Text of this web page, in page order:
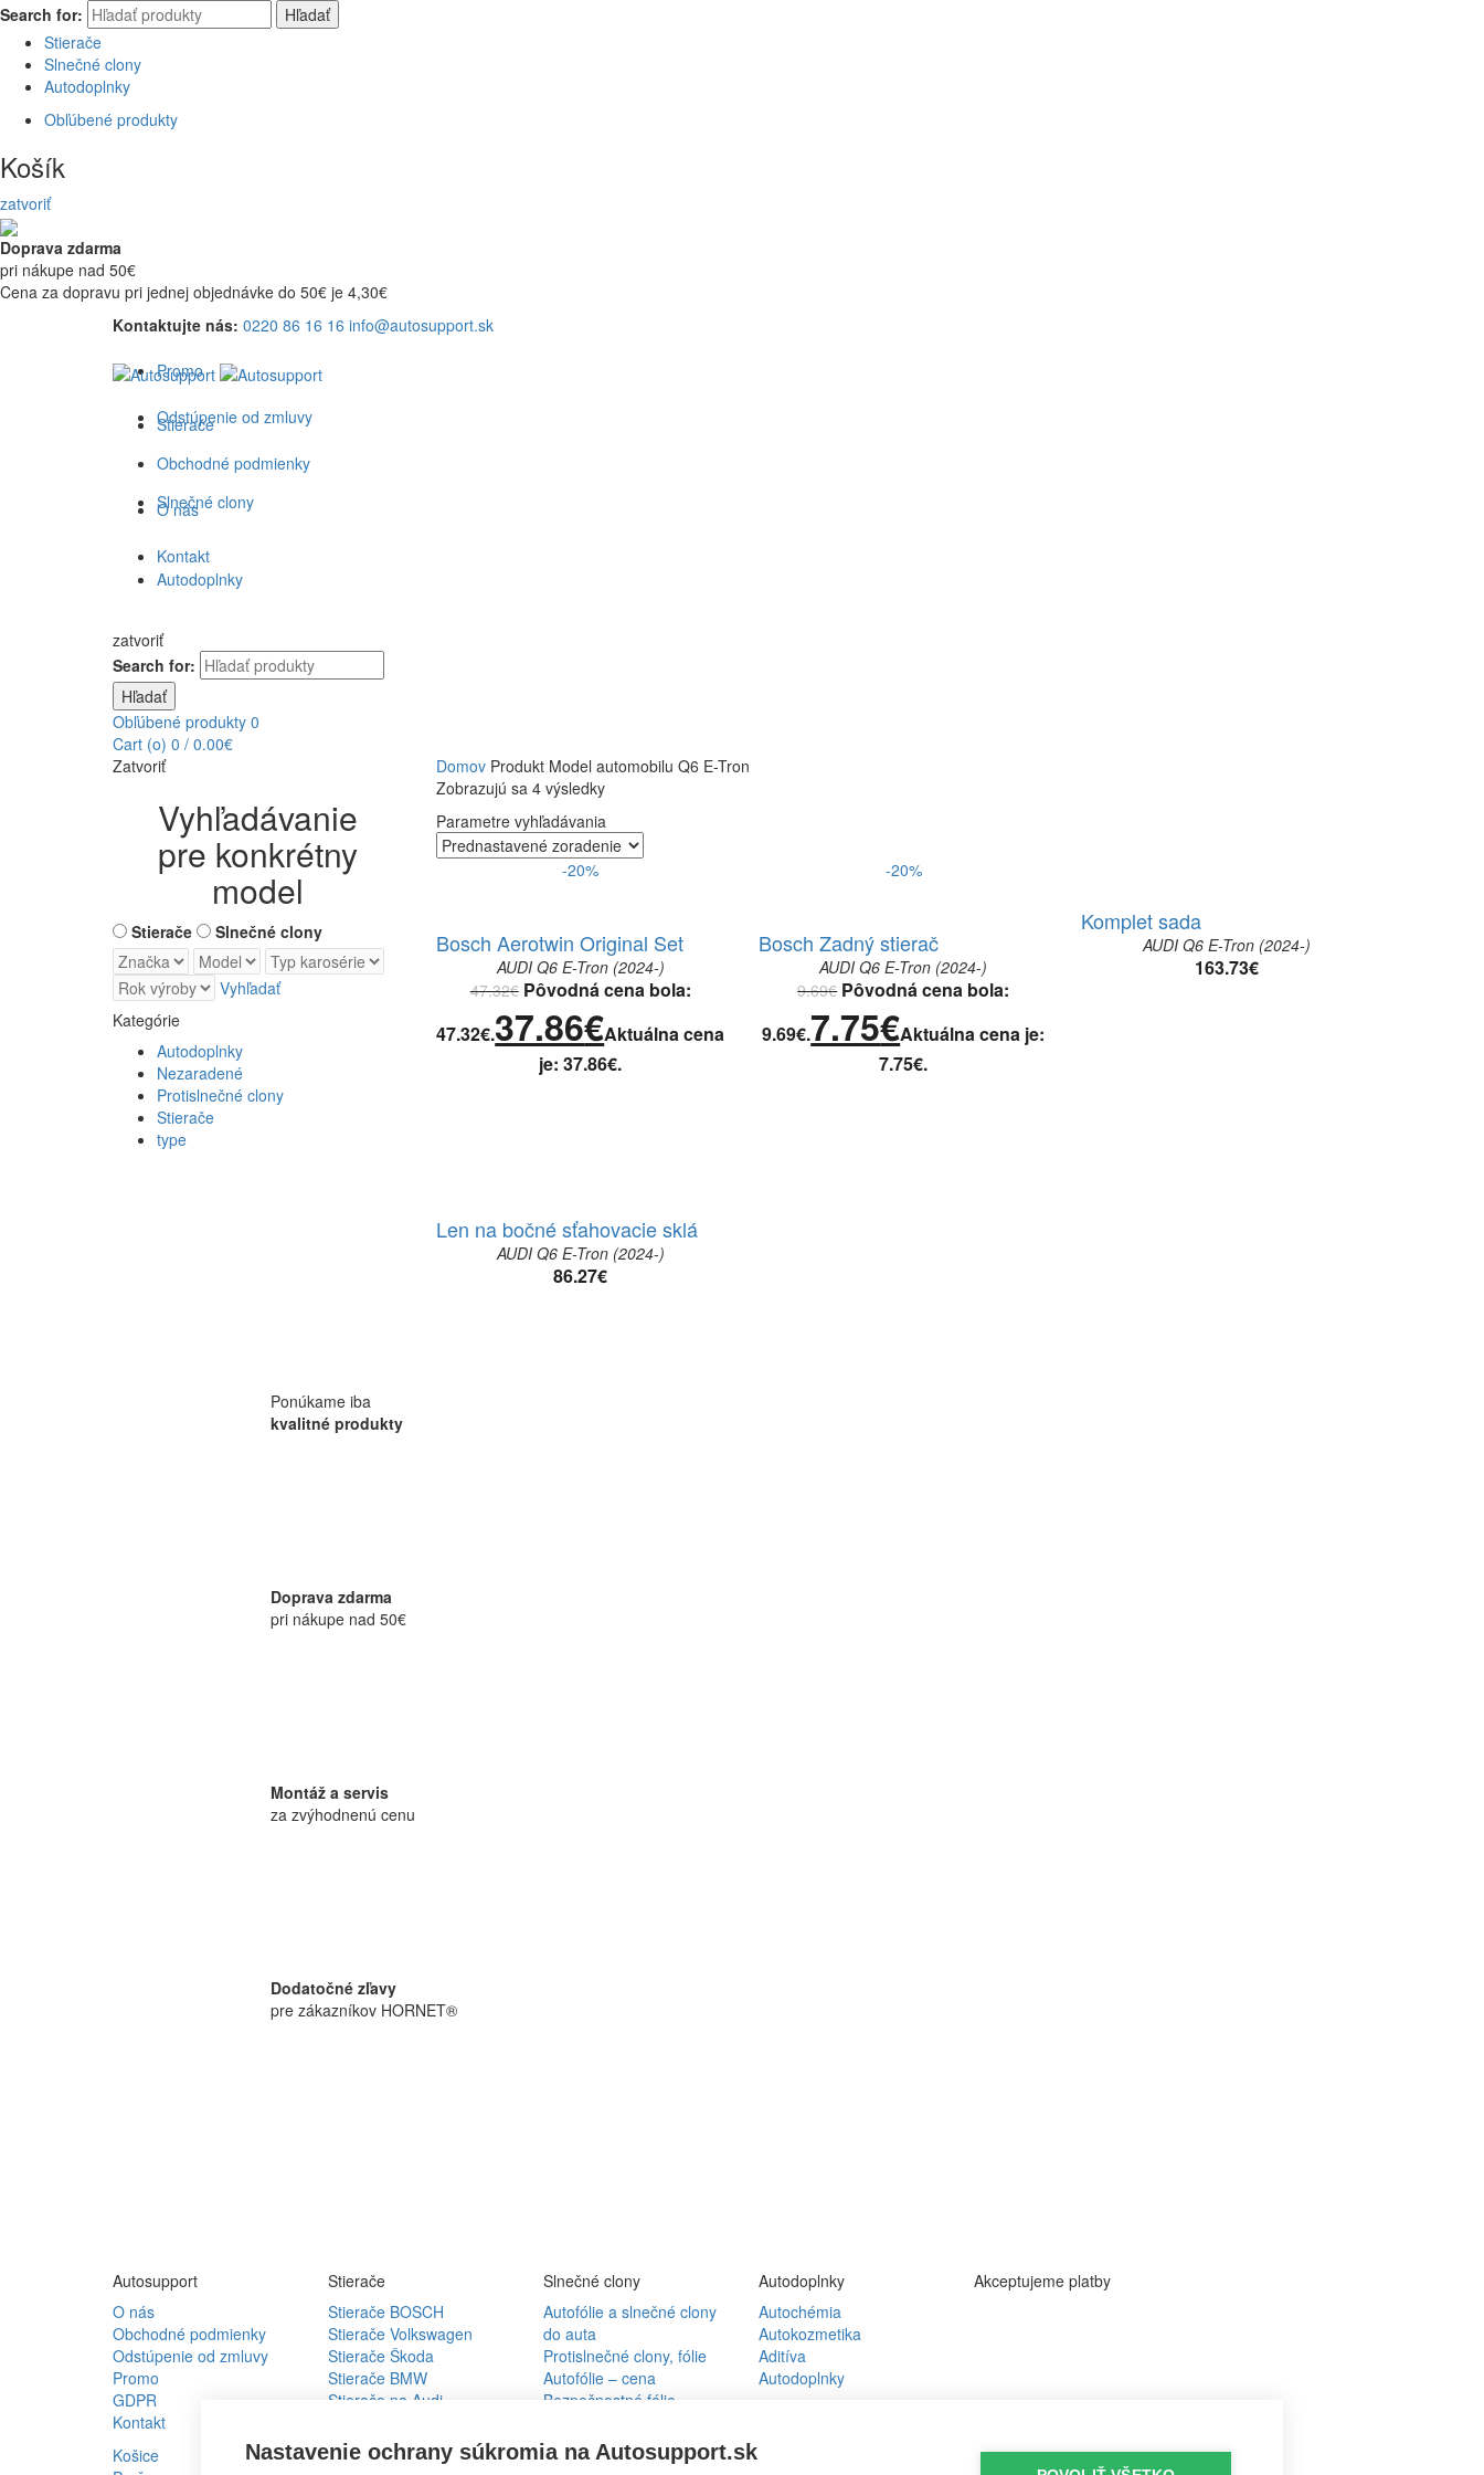
Search for:
Hľadať
Stierače
Slnečné clony
Autodoplnky
Obľúbené produkty
Košík
zatvoriť
Doprava zdarma
pri nákupe nad 50€
Cena za dopravu pri jednej objednávke do 50€ je 4,30€
Kontaktujte nás: 0220 86 16 16 info@autosupport.sk
Promo
Odstúpenie od zmluvy
Obchodné podmienky
O nás
Kontakt
Stierače
Slnečné clony
Autodoplnky
zatvoriť
Search for:
Hľadať
Obľúbené produkty 0
Cart (o) 0 / 0.00€
DomovProdukt Model automobilu Q6 E-Tron
Zobrazujú sa 4 výsledky
Parametre vyhľadávania
-20%
Bosch Aerotwin Original Set
AUDI Q6 E-Tron (2024-)
47.32€ Pôvodná cena bola:
47.32€.37.86€Aktuálna cena
je: 37.86€.
-20%
Bosch Zadný stierač
AUDI Q6 E-Tron (2024-)
9.69€ Pôvodná cena bola:
9.69€.7.75€Aktuálna cena je:
7.75€.
Komplet sada
AUDI Q6 E-Tron (2024-)
163.73€
Len na bočné sťahovacie sklá
AUDI Q6 E-Tron (2024-)
86.27€
Zatvoriť
Vyhľadávanie
pre konkrétny
model
Stierače Slnečné clony
Vyhľadať
Kategórie
Autodoplnky
Nezaradené
Protislnečné clony
Stierače
type
Ponúkame iba
kvalitné produkty
Doprava zdarma
pri nákupe nad 50€
Montáž a servis
za zvýhodnenú cenu
Dodatočné zľavy
pre zákazníkov HORNET®
Autosupport
O nás
Obchodné podmienky
Odstúpenie od zmluvy
Promo
GDPR
Kontakt
Košice
Stierače
Stierače BOSCH
Stierače Volkswagen
Stierače Škoda
Stierače BMW
Stierače na Audi
Stierače na Renault
Stierače na Kia
Slnečné clony
Autofólie a slnečné clony
do auta
Protislnečné clony, fólie
Autofólie – cena
Bezpečnostné fólie
Volkswagen
Slnečné clony Škoda
Autodoplnky
Autochémia
Autokozmetika
Aditíva
Autodoplnky
Akceptujeme platby
Nastavenie ochrany súkromia na Autosupport.sk